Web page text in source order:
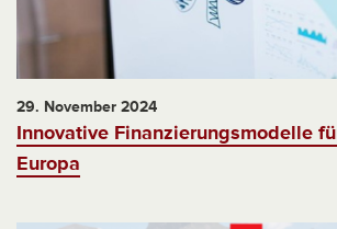
29. November 2024
Innovative Finanzierungsmodelle
Europa